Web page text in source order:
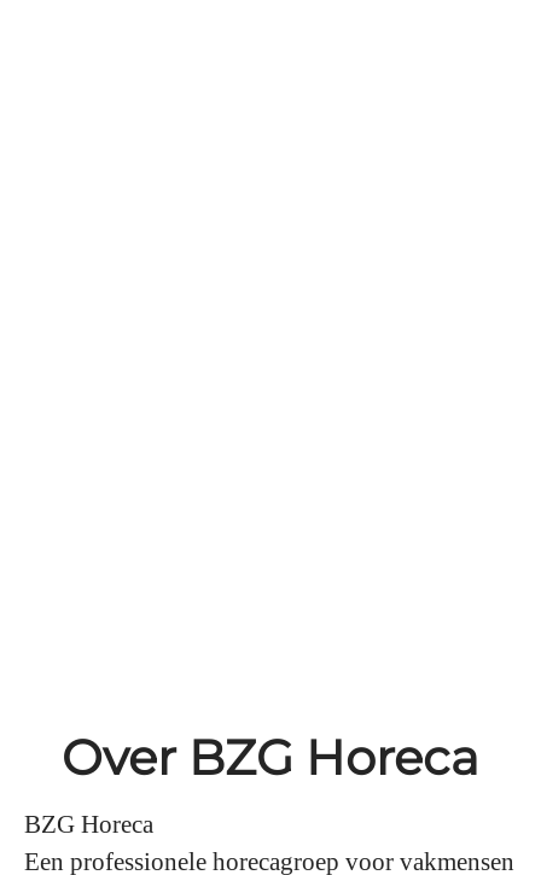
Over BZG Horeca
BZG Horeca
Een professionele horecagroep voor vakmensen